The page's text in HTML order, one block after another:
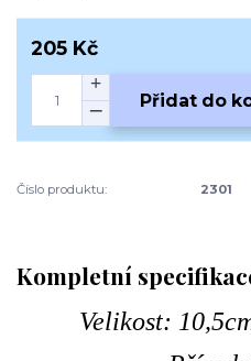
205 Kč
Přidat do
Číslo produktu: 2301
Kompletní
Velikost: